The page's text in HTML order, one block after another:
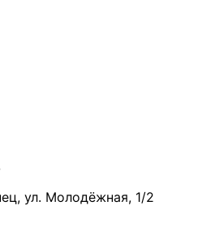
отопления
ул. Молодёжная, 1/2